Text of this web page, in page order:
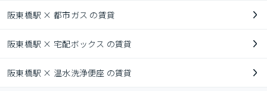
阪東橋駅 × 都市ガス の賃貸
阪東橋駅 × 宅配ボックス の賃貸
阪東橋駅 × 温水洗浄便座 の賃貸